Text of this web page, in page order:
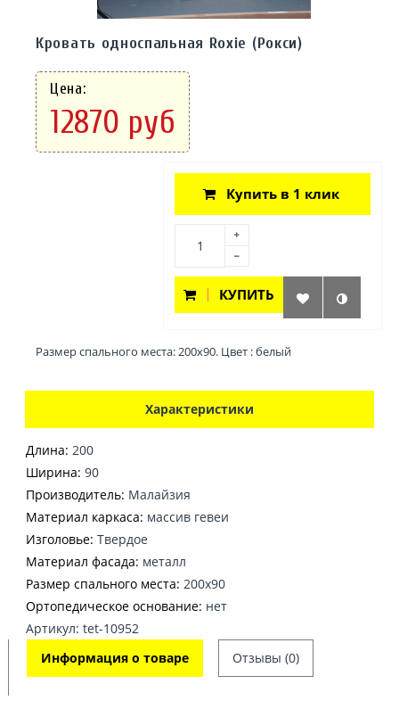
Кровать односпальная Roxie (Рокси)
Цена:
12870 руб
Купить в 1 клик
КУПИТЬ
Размер спального места: 200x90. Цвет : белый
Характеристики
Длина: 200
Ширина: 90
Производитель: Малайзия
Материал каркаса: массив гевеи
Изголовье: Твердое
Материал фасада: металл
Размер спального места: 200x90
Ортопедическое основание: нет
Артикул: tet-10952
Информация о товаре
Отзывы (0)